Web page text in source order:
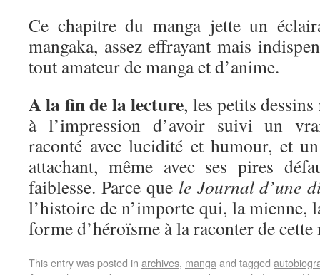
Ce chapitre du manga jette un
mangaka, assez effrayant mais
tout amateur de manga et d’anime.
A la fin de la lecture, les petits
à l’impression d’avoir suivi un
raconté avec lucidité et humour, et
attachant, même avec ses pires
faiblesse. Parce que le Journal d’une
l’histoire de n’importe qui, la mienne,
forme d’héroïsme à la raconter de cette
This entry was posted in archives, manga and tagged